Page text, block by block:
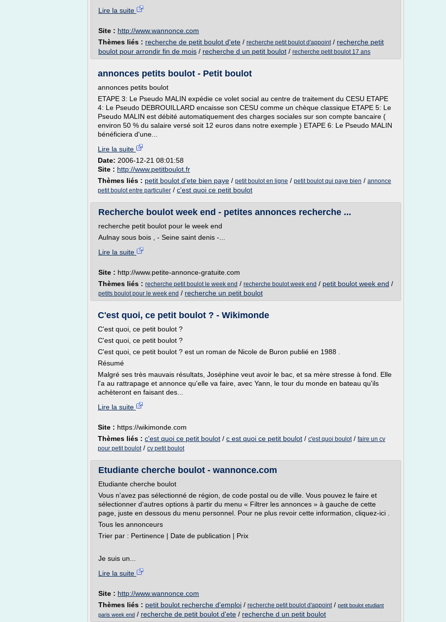
Lire la suite
Site : http://www.wannonce.com
Thèmes liés : recherche de petit boulot d'ete / recherche petit boulot d'appoint/ recherche petit
boulot pour arrondir fin de mois / recherche d un petit boulot / recherche petit boulot 17 ans
annonces petits boulot - Petit boulot
annonces petits boulot
ETAPE 3: Le Pseudo MALIN expédie ce volet social au centre de traitement du CESU ETAPE
4: Le Pseudo DEBROUILLARD encaisse son CESU comme un chèque classique ETAPE 5: Le
Pseudo MALIN est débité automatiquement des charges sociales sur son compte bancaire (
environ 50 % du salaire versé soit 12 euros dans notre exemple ) ETAPE 6: Le Pseudo MALIN
bénéficiera d'une...
Lire la suite
Date: 2006-12-21 08:01:58
Site : http://www.petitboulot.fr
Thèmes liés : petit boulot d'ete bien paye / petit boulot en ligne / petit boulot qui paye bien / annonce
petit boulot entre particulier / c'est quoi ce petit boulot
Recherche boulot week end - petites annonces recherche ...
recherche petit boulot pour le week end
Aulnay sous bois , - Seine saint denis -...
Lire la suite
Site : http://www.petite-annonce-gratuite.com
Thèmes liés : recherche petit boulot le week end / recherche boulot week end / petit boulot week end /
petits boulot pour le week end / recherche un petit boulot
C'est quoi, ce petit boulot ? - Wikimonde
C'est quoi, ce petit boulot ?
C'est quoi, ce petit boulot ?
C'est quoi, ce petit boulot ? est un roman de Nicole de Buron publié en 1988 .
Résumé
Malgré ses très mauvais résultats, Joséphine veut avoir le bac, et sa mère stresse à fond. Elle
l'a au rattrapage et annonce qu'elle va faire, avec Yann, le tour du monde en bateau qu'ils
achèteront en faisant des...
Lire la suite
Site : https://wikimonde.com
Thèmes liés : c'est quoi ce petit boulot / c est quoi ce petit boulot / c'est quoi boulot/ faire un cv
pour petit boulot/ cv petit boulot
Etudiante cherche boulot - wannonce.com
Etudiante cherche boulot
Vous n'avez pas sélectionné de région, de code postal ou de ville. Vous pouvez le faire et
sélectionner d'autres options à partir du menu « Filtrer les annonces » à gauche de cette
page, juste en dessous du menu personnel. Pour ne plus revoir cette information, cliquez-ici .
Tous les annonceurs
Trier par : Pertinence | Date de publication | Prix
Je suis un...
Lire la suite
Site : http://www.wannonce.com
Thèmes liés : petit boulot recherche d'emploi / recherche petit boulot d'appoint/ petit boulot etudiant
paris week end / recherche de petit boulot d'ete / recherche d un petit boulot